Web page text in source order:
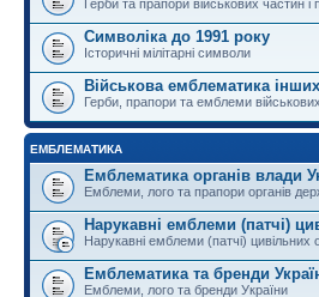
Герби та прапори військових частин
Символіка до 1991 року
Історичні мілітарні символи
Військова емблематика
Герби, прапори та емблеми військових
ЕМБЛЕМАТИКА
Емблематика органів влади
Емблеми, лого та прапори органів
Нарукавні емблеми (патчі)
Нарукавні емблеми (патчі) цивільних
Емблематика та бренди
Емблеми, лого та бренди України